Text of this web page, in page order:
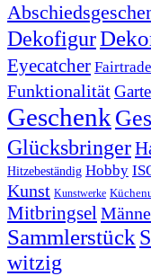
Dekofigur
Eyecatcher Fairtrade
Funktionalität
Geschenk
Glücksbringer
Hitzebeständig Hobby
Kunst Kunstwerke
Mitbringsel
Sammlerstück
witzig